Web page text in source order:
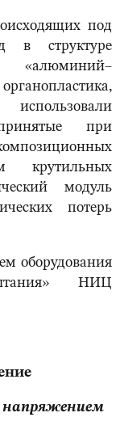
под
в структуре
«алюминий–
при
крутильных
модуль
потерь
оборудования
НИЦ
напряжением